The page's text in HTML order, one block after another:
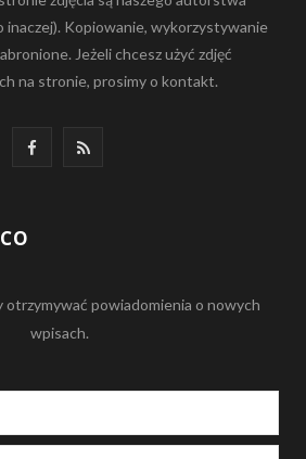
inaczej). Kopiowanie, wykorzystywanie
Jeżeli chcesz użyć zdjęć
na stronie, prosimy o kontakt.
b
o
R
otrzymywać powiadomienia o nowych
wpisach.